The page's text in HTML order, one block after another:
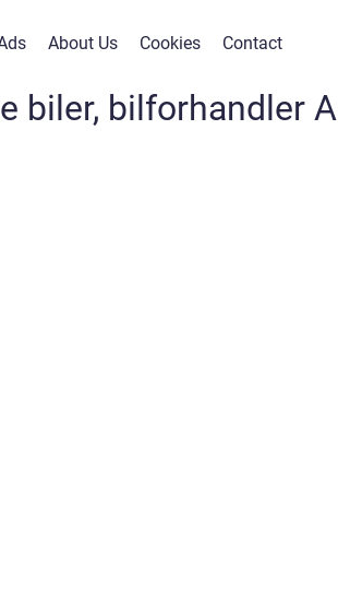
About Us Cookies Contact
biler, bilforhandler